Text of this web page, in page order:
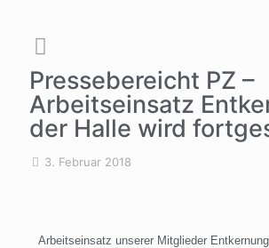
Pressebereicht PZ –
Arbeitseinsatz
der Halle wird
3. Februar 2018
Arbeitseinsatz unserer Mitglieder